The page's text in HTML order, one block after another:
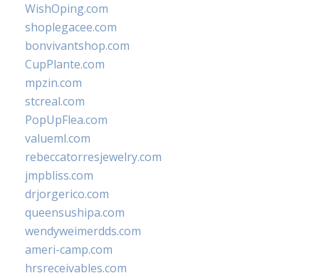
WishOping.com
shoplegacee.com
bonvivantshop.com
CupPlante.com
mpzin.com
stcreal.com
PopUpFlea.com
valueml.com
rebeccatorresjewelry.com
jmpbliss.com
drjorgerico.com
queensushipa.com
wendyweimerdds.com
ameri-camp.com
hrsreceivables.com